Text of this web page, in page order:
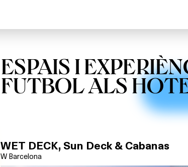
ESPAIS I
FUTBOL ALS
WET DECK, Sun Deck & Cabanas
W Barcelona